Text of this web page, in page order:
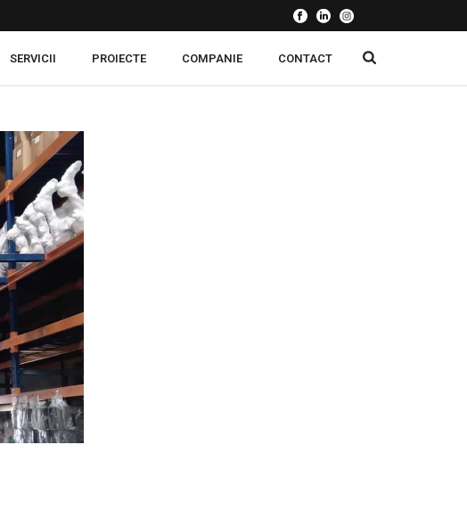
SERVICII PROIECTE COMPANIE CONTACT